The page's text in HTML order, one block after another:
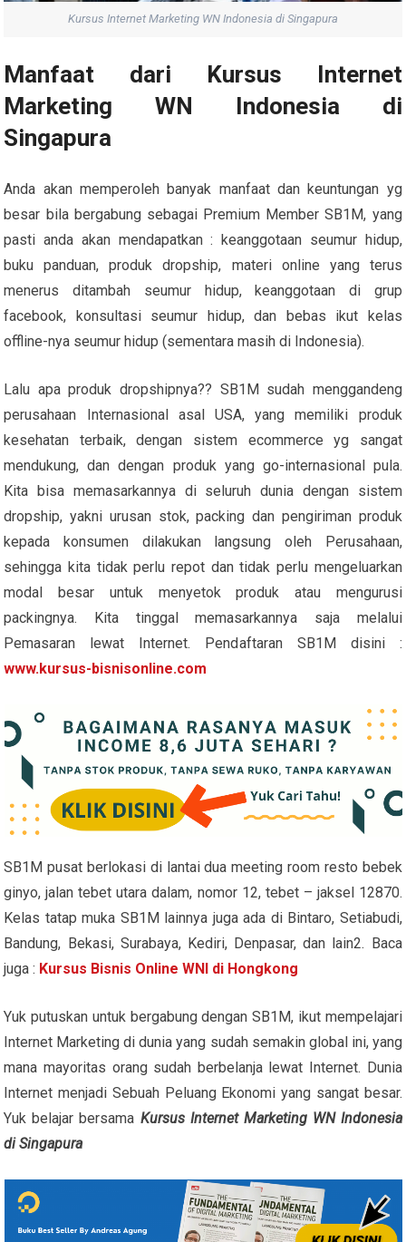
Kursus Internet Marketing WN Indonesia di Singapura
Manfaat dari Kursus Internet
Marketing WN Indonesia di
Singapura
Anda akan memperoleh banyak manfaat dan keuntungan yg
besar bila bergabung sebagai Premium Member SB1M, yang
pasti anda akan mendapatkan : keanggotaan seumur hidup,
buku panduan, produk dropship, materi online yang terus
menerus ditambah seumur hidup, keanggotaan di grup
facebook, konsultasi seumur hidup, dan bebas ikut kelas
offline-nya seumur hidup (sementara masih di Indonesia).
Lalu apa produk dropshipnya?? SB1M sudah menggandeng
perusahaan Internasional asal USA, yang memiliki produk
kesehatan terbaik, dengan sistem ecommerce yg sangat
mendukung, dan dengan produk yang go-internasional pula.
Kita bisa memasarkannya di seluruh dunia dengan sistem
dropship, yakni urusan stok, packing dan pengiriman produk
kepada konsumen dilakukan langsung oleh Perusahaan,
sehingga kita tidak perlu repot dan tidak perlu mengeluarkan
modal besar untuk menyetok produk atau mengurusi
packingnya. Kita tinggal memasarkannya saja melalui
Pemasaran lewat Internet. Pendaftaran SB1M disini :
www.kursus-bisnisonline.com
SB1M pusat berlokasi di lantai dua meeting room resto bebek
ginyo, jalan tebet utara dalam, nomor 12, tebet – jaksel 12870.
Kelas tatap muka SB1M lainnya juga ada di Bintaro, Setiabudi,
Bandung, Bekasi, Surabaya, Kediri, Denpasar, dan lain2. Baca
juga : Kursus Bisnis Online WNI di Hongkong
Yuk putuskan untuk bergabung dengan SB1M, ikut mempelajari
Internet Marketing di dunia yang sudah semakin global ini, yang
mana mayoritas orang sudah berbelanja lewat Internet. Dunia
Internet menjadi Sebuah Peluang Ekonomi yang sangat besar.
Yuk belajar bersama Kursus Internet Marketing WN Indonesia
di Singapura